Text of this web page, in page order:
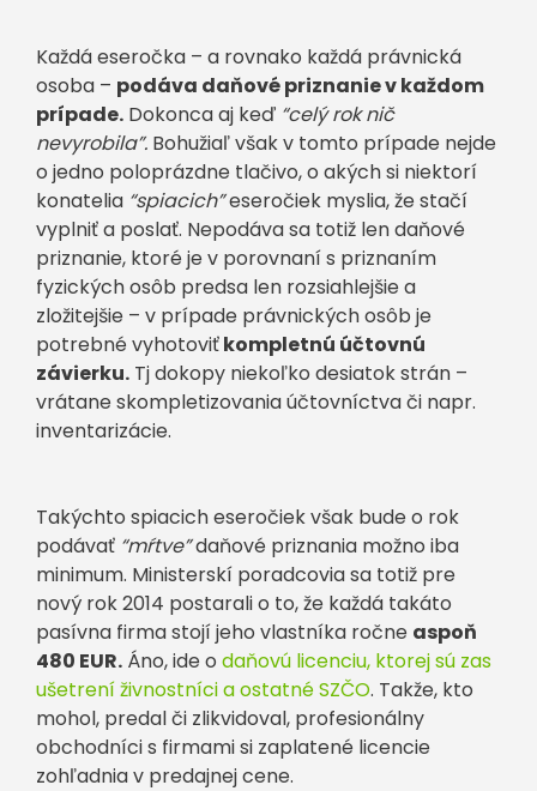
Každá eseročka – a rovnako každá právnická
osoba – podáva daňové priznanie v každom
prípade. Dokonca aj keď “celý rok nič
nevyrobila”. Bohužiaľ však v tomto prípade nejde
o jedno poloprázdne tlačivo, o akých si niektorí
konatelia “spiacich”eseročiek myslia, že stačí
vyplniť a poslať. Nepodáva sa totiž len daňové
priznanie, ktoré je v porovnaní s priznaním
fyzických osôb predsa len rozsiahlejšie a
zložitejšie – v prípade právnických osôb je
potrebné vyhotoviťkompletnú účtovnú
závierku. Tj dokopy niekoľko desiatok strán –
vrátane skompletizovania účtovníctva či napr.
inventarizácie.
Takýchto spiacich eseročiek však bude o rok
podávať “mŕtve”daňové priznania možno iba
minimum. Ministerskí poradcovia sa totiž pre
nový rok 2014 postarali o to, že každá takáto
pasívna firma stojí jeho vlastníka ročne aspoň
480 EUR. Áno, ide o daňovú licenciu, ktorej sú zas
ušetrení živnostníci a ostatné SZČO. Takže, kto
mohol, predal či zlikvidoval, profesionálny
obchodníci s firmami si zaplatené licencie
zohľadnia v predajnej cene.